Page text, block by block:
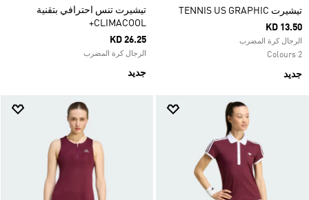
تيشيرت TENNIS US GRAPHIC
KD 13.50
الرجال كرة المضرب
2 Colours
جديد
تيشيرت تنس احترافي بتقنية
CLIMACOOL+
KD 26.25
الرجال كرة المضرب
جديد